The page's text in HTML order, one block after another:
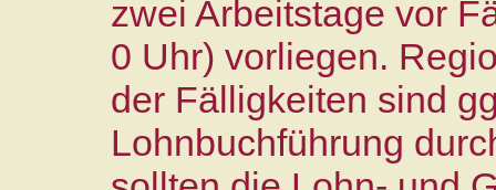
zwei Arbeitstage vor
0 Uhr) vorliegen.
der Fälligkeiten sind
Lohnbuchführung